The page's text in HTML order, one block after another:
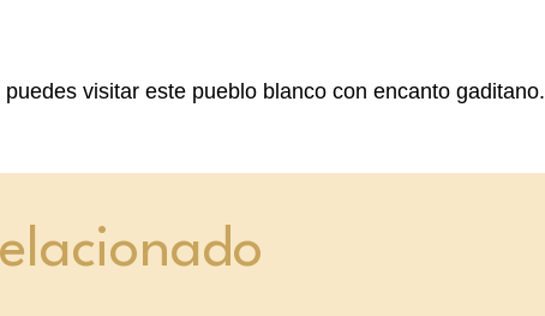
visitar este pueblo blanco con encanto gaditano.